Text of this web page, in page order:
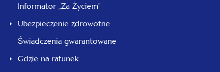
Informator „Za Życiem”
Ubezpieczenie zdrowotne
Świadczenia gwarantowane
Gdzie na ratunek